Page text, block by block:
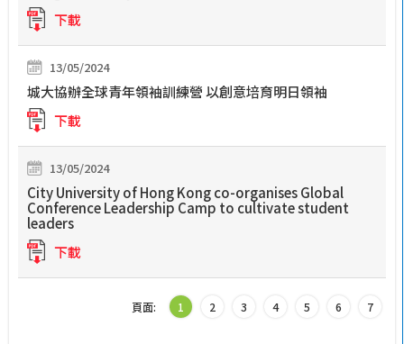
下載
13/05/2024
城大協辦全球青年領袖訓練營 以創意培育明日領袖
下載
13/05/2024
City University of Hong Kong co-organises Global
Conference Leadership Camp to cultivate student
leaders
下載
頁面: 1 2 3 4 5 6 7